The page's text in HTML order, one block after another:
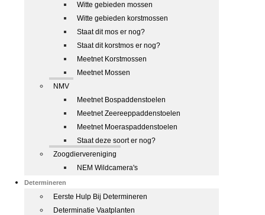
Witte gebieden mossen
Witte gebieden korstmossen
Staat dit mos er nog?
Staat dit korstmos er nog?
Meetnet Korstmossen
Meetnet Mossen
NMV
Meetnet Bospaddenstoelen
Meetnet Zeereeppaddenstoelen
Meetnet Moeraspaddenstoelen
Staat deze soort er nog?
Zoogdiervereniging
NEM Wildcamera's
Determineren
Eerste Hulp Bij Determineren
Determinatie Vaatplanten